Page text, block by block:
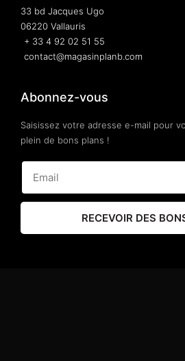
33 bd Jacques Ugo
06220 Vallauris
+ 33 4 92 02 51 55
contact@magasinplanb.com
Abonnez-vous
Saisissez votre adresse e-mail pour
plein de bons plans !
RECEVOIR DES